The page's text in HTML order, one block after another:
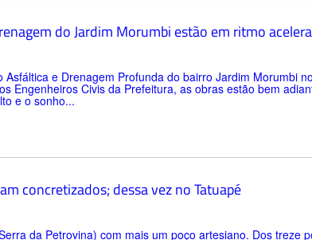
do Jardim Morumbi estão em ritmo
Asfáltica e Drenagem Profunda do bairro Jardim Morumbi
Engenheiros Civis da Prefeitura, as obras estão bem
e o sonho...
concretizados; dessa vez no Tatuapé
da Petrovina) com mais um poço artesiano. Dos treze